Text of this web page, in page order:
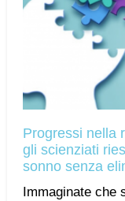
Progressi nella
gli scienziati
sonno senza
Immaginate che